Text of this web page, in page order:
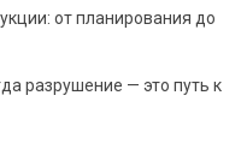
от планирования до
разрушение — это путь к